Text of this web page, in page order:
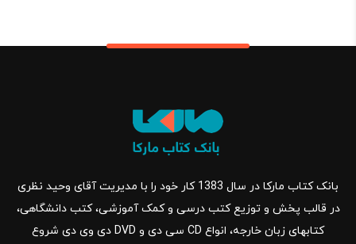
بانک کتاب مارکا در سال 1383 کار خود را با مدیریت آقای وحید نظری
در قالب پخش و توزیع کتب درسی و کمک آموزشی، کتب دانشگاهی،
کتابهای زبان خارجه، انواع CD سی دی و DVD دی وی دی شروع